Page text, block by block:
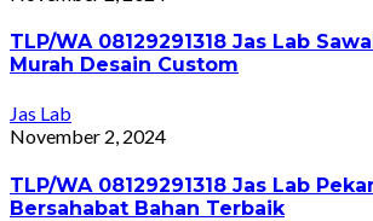
TLP/WA 08129291318 Jas Lab
Murah Desain Custom
Jas Lab
November 2, 2024
TLP/WA 08129291318 Jas Lab
Bersahabat Bahan Terbaik